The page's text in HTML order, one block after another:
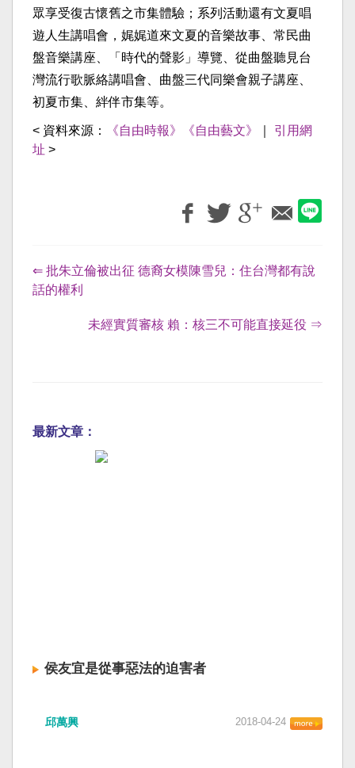
眾享受復古懷舊之市集體驗；系列活動還有文夏唱
遊人生講唱會，娓娓道來文夏的音樂故事、常民曲
盤音樂講座、「時代的聲影」導覽、從曲盤聽見台
灣流行歌脈絡講唱會、曲盤三代同樂會親子講座、
初夏市集、絆伴市集等。
< 資料來源： 《自由時報》《自由藝文》
引用網
址 >
⇐ 批朱立倫被出征 德裔女模陳雪兒：住台灣都有說
話的權利
未經實質審核 賴：核三不可能直接延役 ⇒
最新文章：
侯友宜是從事惡法的迫害者
邱萬興 2018-04-24